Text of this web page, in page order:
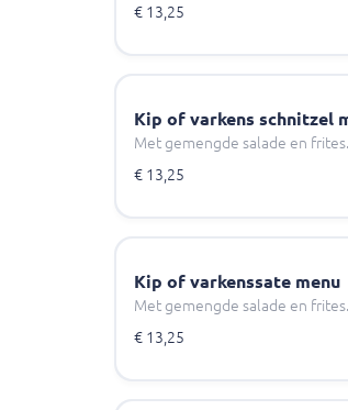
€ 13,25
Kip of varkens schnitzel
Met gemengde salade en frites.
€ 13,25
Kip of varkenssate menu
Met gemengde salade en frites.
€ 13,25